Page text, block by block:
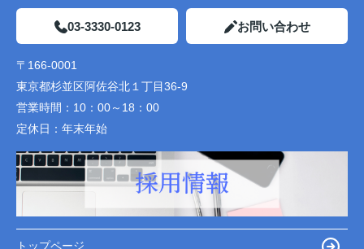
03-3330-0123 お問い合わせ
〒166-0001
東京都杉並区阿佐谷北１丁目36-9
営業時間： 10：00～18：00
定休日： 年末年始
トップページ